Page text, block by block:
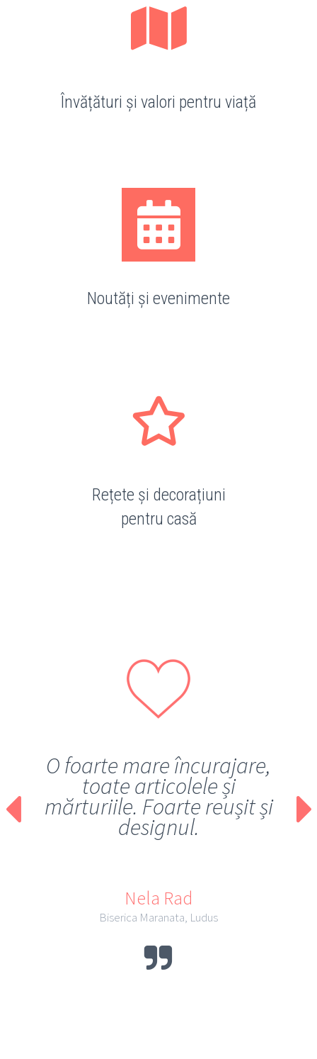
Învățături și valori pentru viață
Noutăți și evenimente
Rețete și decorațiuni
pentru casă
O foarte mare încurajare,
toate articolele și
mărturiile. Foarte reușit și
designul.
Nela Rad
Biserica Maranata, Ludus